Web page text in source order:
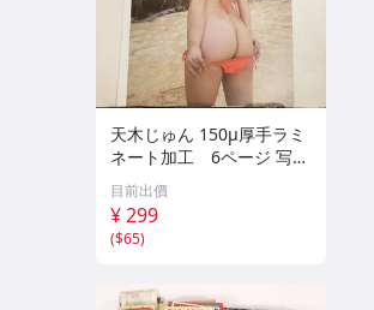
天木じゅん 150μ厚手ラミ
ネート加工 6ページ 写真
集 SSS グラビア 切り抜き
まとめて発送承ります。
目前出價
¥ 299
($65)